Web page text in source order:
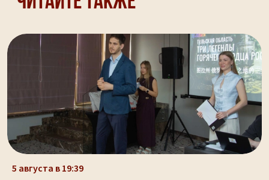
5 августа в 19:39